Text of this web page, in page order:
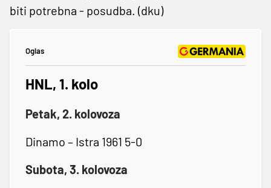
biti potrebna - posudba. (dku)
Oglas
HNL, 1. kolo
Petak, 2. kolovoza
Dinamo – Istra 1961 5-0
Subota, 3. kolovoza